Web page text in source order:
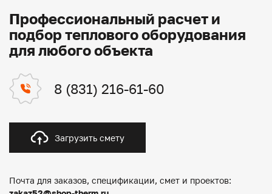
Профессиональный расчет и
подбор теплового оборудования
для любого объекта
8 (831) 216-61-60
Загрузить смету
Почта для заказов, спецификации, смет и проектов: